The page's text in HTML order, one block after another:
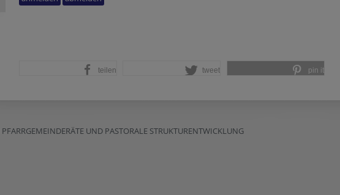
teilen tweet pin it
UND PASTORALE STRUKTURENTWICKLUNG